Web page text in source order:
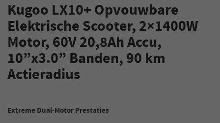
Kugoo LX10+ Opvouwbare
Elektrische Scooter, 2×1400W
Motor, 60V 20,8Ah Accu,
10”x3.0” Banden, 90 km
Actieradius
Extreme Dual-Motor Prestaties